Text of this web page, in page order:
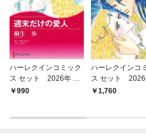
ハーレクインコミック
ス セット 2026年 vo
l.780
990
ハーレクインコ
ス セット 2026
l.909
1,760